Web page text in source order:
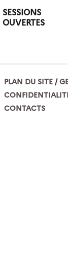
SESSIONS
OUVERTES
PLAN DU SITE
CONTACTS